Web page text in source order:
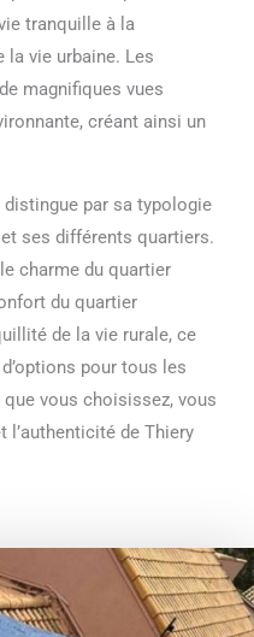
tranquille à la
la vie urbaine. Les
magnifiques vues
créant ainsi un
par sa typologie
ses différents quartiers.
charme du quartier
du quartier
de la vie rurale, ce
pour tous les
vous choisissez, vous
l’authenticité de Thiery